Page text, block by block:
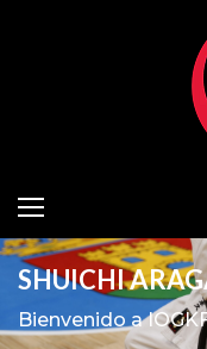
SHUICHI
Bienvenido a